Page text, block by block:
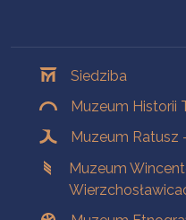
Siedziba
Muzeum Historii
Muzeum Ratusz
Muzeum